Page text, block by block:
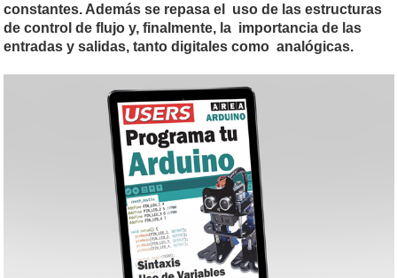
constantes. Además se repasa el uso de las estructuras
de control de flujo y, finalmente, la importancia de las
entradas y salidas, tanto digitales como analógicas.